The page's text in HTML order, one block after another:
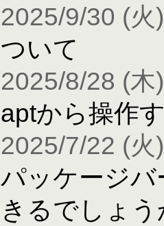
2025/9/30 (火
ついて
2025/8/28 (木
aptから操作
2025/7/22 (火
パッケージ
きるでしょう